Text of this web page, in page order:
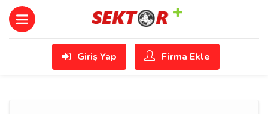
Giriş Yap Firma Ekle